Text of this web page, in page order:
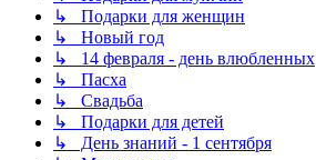
↳ Подарки для женщин
↳ Новый год
↳ 14 февраля - день влюбленных
↳ Пасха
↳ Свадьба
↳ Подарки для детей
↳ День знаний - 1 сентября